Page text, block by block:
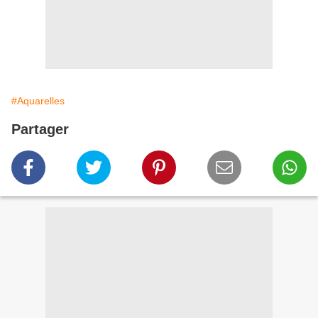
#Aquarelles
Partager